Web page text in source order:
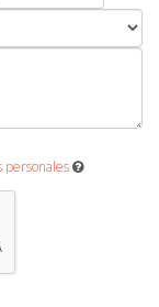
personales